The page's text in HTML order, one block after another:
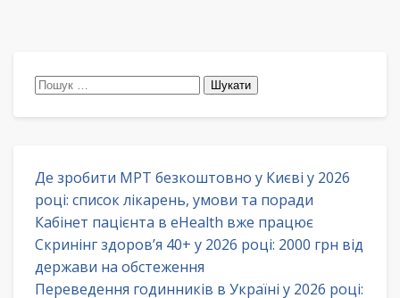
Пошук:
Де зробити МРТ безкоштовно у Києві у 2026
році: список лікарень, умови та поради
Кабінет пацієнта в eHealth вже працює
Скринінг здоров’я 40+ у 2026 році: 2000 грн від
держави на обстеження
Переведення годинників в Україні у 2026 році: